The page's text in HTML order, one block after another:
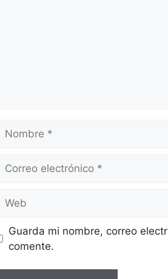
electrónico
Guarda mi nombre, correo
comente.